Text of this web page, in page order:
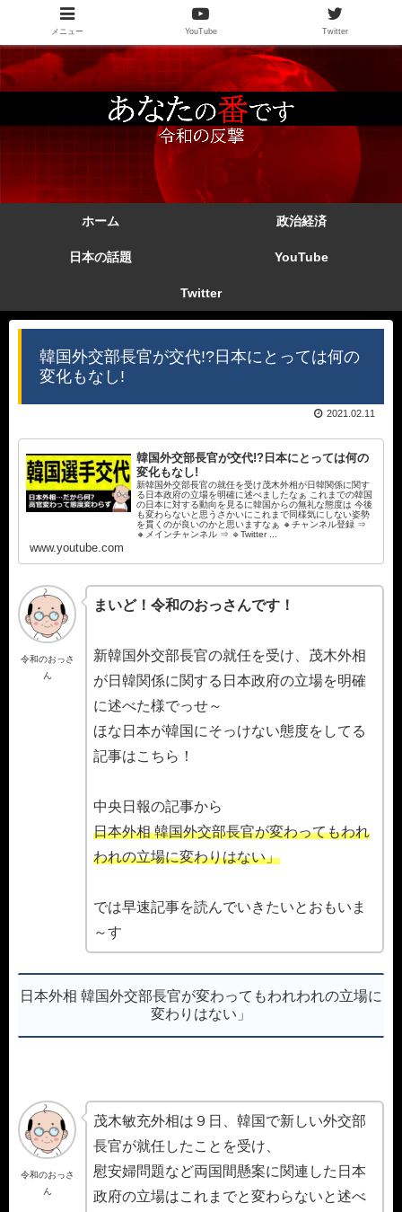
ホーム 政治経済
日本の話題 YouTube
Twitter
韓国外交部長官が交代!?日本にとっては何の
変化もなし!
2021.02.11
韓国外交部長官が交代!?日本にとっては何の
変化もなし!
新韓国外交部長官の就任を受け茂木外相が日韓関係に関す
る日本政府の立場を明確に述べましたなぁ これまでの韓国
の日本に対する動向を見るに韓国からの無礼な態度は 今後
も変わらないと思うさかいにこれまで同様気にしない姿勢
を貫くのが良いのかと思いますなぁ 🔸チャンネル登録 ⇒
🔸メインチャンネル ⇒ 🔹Twitter ...
www.youtube.com
令和のおっさ
ん
まいど！令和のおっさんです！
新韓国外交部長官の就任を受け、茂木外相
が日韓関係に関する日本政府の立場を明確
に述べた様でっせ～
ほな日本が韓国にそっけない態度をしてる
記事はこちら！
中央日報の記事から
日本外相 韓国外交部長官が変わってもわれ
われの立場に変わりはない」
では早速記事を読んでいきたいとおもいま
～す
日本外相 韓国外交部長官が変わってもわれわれの立場に
変わりはない」
令和のおっさ
ん
茂木敏充外相は９日、韓国で新しい外交部
長官が就任したことを受け、
慰安婦問題など両国間懸案に関連した日本
政府の立場はこれまでと変わらないと述べ
メニュー YouTube Twitter